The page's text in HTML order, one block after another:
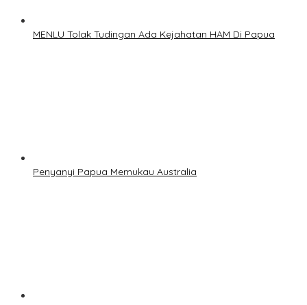
MENLU Tolak Tudingan Ada Kejahatan HAM Di Papua
Penyanyi Papua Memukau Australia